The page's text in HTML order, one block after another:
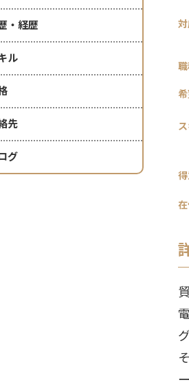
・経歴
ル
先
グ